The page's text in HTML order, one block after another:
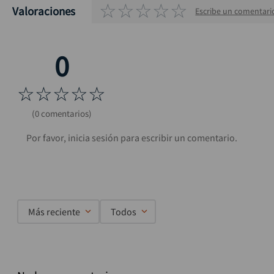
Valoraciones ☆☆☆☆☆ Escribe un
☆☆☆☆☆
(0 comentarios)
Más reciente Todos